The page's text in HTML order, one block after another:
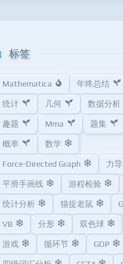
标签
Mathematica 年终总结
统计 几何 数据分析
趣题 Mma 题集
概率 数学
Force-Directed Graph 力
平滑手画线 游程检验
统计分析 猫捉老鼠
VB 分形 双色球
游戏 循环节 GDP